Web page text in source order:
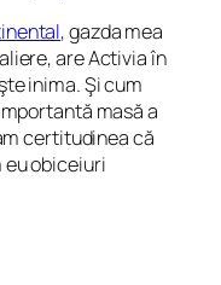
, gazda mea
are Activia în
inima. Şi cum
masă a
certitudinea că
eu obiceiuri